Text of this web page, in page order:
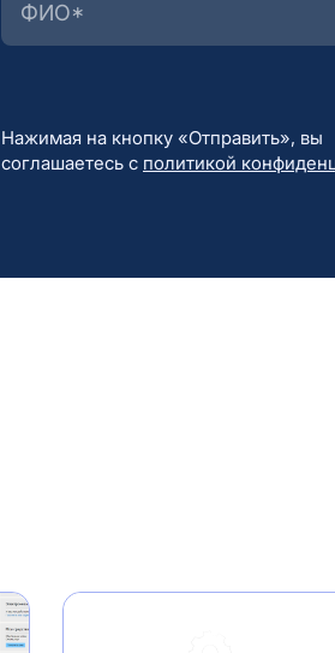
Нажимая на кнопку «Отправить», вы
соглашаетесь с политикой